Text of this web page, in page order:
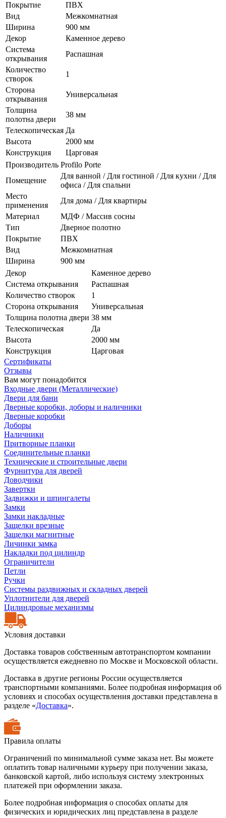
Покрытие
ПВХ
Вид
Межкомнатная
Ширина
900 мм
Декор
Каменное дерево
Система
открывания
Распашная
Количество
створок
1
Сторона
открывания
Универсальная
Толщина
полотна двери
38 мм
Телескопическая Да
Высота
2000 мм
Конструкция
Царговая
Производитель Profilo Porte
Помещение
Для ванной / Для гостиной / Для кухни / Для
офиса / Для спальни
Место
применения
Для дома / Для квартиры
Материал
МДФ / Массив сосны
Тип
Дверное полотно
Покрытие
ПВХ
Вид
Межкомнатная
Ширина
900 мм
Декор
Каменное дерево
Система открывания
Распашная
Количество створок
1
Сторона открывания
Универсальная
Толщина полотна двери 38 мм
Телескопическая
Да
Высота
2000 мм
Конструкция
Царговая
Сертификаты
Отзывы
Вам могут понадобится
Входные двери (Металлические)
Двери для бани
Дверные коробки, доборы и наличники
Дверные коробки
Доборы
Наличники
Притворные планки
Соединительные планки
Технические и строительные двери
Фурнитура для дверей
Доводчики
Завертки
Задвижки и шпингалеты
Замки
Замки накладные
Защелки врезные
Защелки магнитные
Личинки замка
Накладки под цилиндр
Ограничители
Петли
Ручки
Системы раздвижных и складных дверей
Уплотнители для дверей
Цилиндровые механизмы
Условия доставки
Доставка товаров собственным автотранспортом компании
осуществляется ежедневно по Москве и Московской области.
Доставка в другие регионы России осуществляется
транспортными компаниями. Более подробная информация об
условиях и способах осуществления доставки представлена в
разделе «Доставка».
Правила оплаты
Ограничений по минимальной сумме заказа нет. Вы можете
оплатить товар наличными курьеру при получении заказа,
банковской картой, либо используя систему электронных
платежей при оформлении заказа.
Более подробная информация о способах оплаты для
физических и юридических лиц представлена в разделе